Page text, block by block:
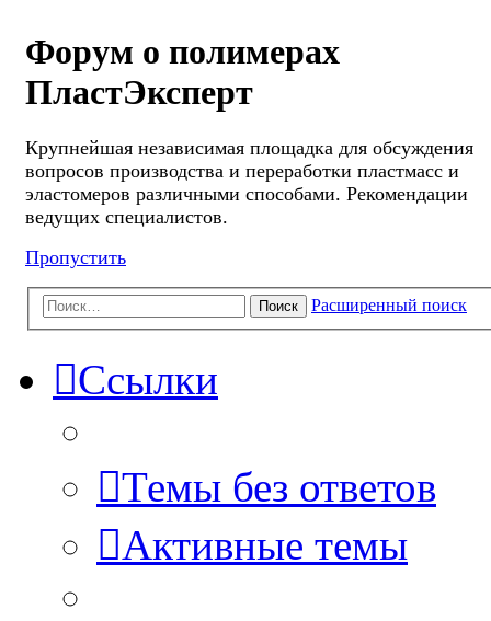
Форум о полимерах
ПластЭксперт
Крупнейшая независимая площадка для обсуждения
вопросов производства и переработки пластмасс и
эластомеров различными способами. Рекомендации
ведущих специалистов.
Пропустить
Поиск Расширенный поиск
Ссылки
Темы без ответов
Активные темы